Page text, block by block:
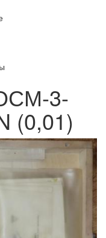
3-
(0,01)